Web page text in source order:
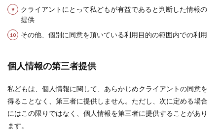
クライアントにとって私どもが有益であると判断した情報の
提供
その他、個別に同意を頂いている利用目的の範囲内での利用
個人情報の第三者提供
私どもは、個人情報に関して、あらかじめクライアントの同意を
得ることなく、第三者に提供しません。ただし、次に定める場合
にはこの限りではなく、個人情報を第三者に提供することがあり
ます。